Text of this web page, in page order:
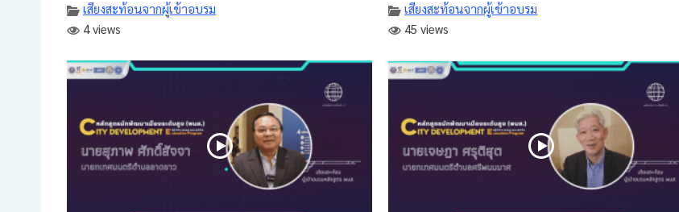
เสียงสะท้อนจากผู้เข้าอบรม
4 views
เสียงสะท้อนจากผู้เข้าอบรม
45 views